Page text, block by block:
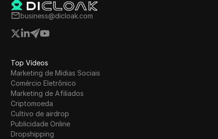
business@dicloak.com
Top Vídeos
Marketing de Mídias Sociais
Comércio Eletrônico
Marketing de Afiliados
Criptomoeda
Cultivo de airdrop
Publicidade Online
Dropshipping